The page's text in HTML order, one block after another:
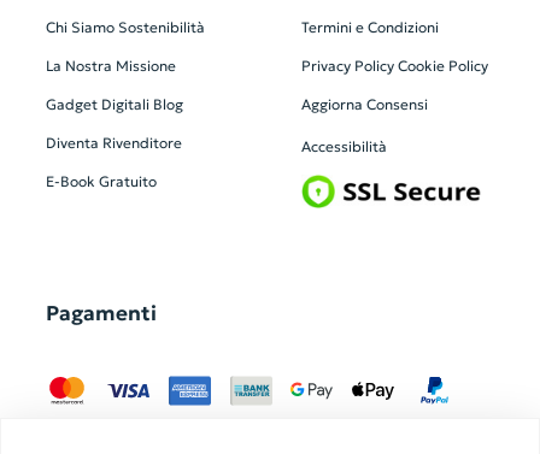
Chi Siamo Sostenibilità
La Nostra Missione
Gadget Digitali Blog
Diventa Rivenditore
E-Book Gratuito
Termini e Condizioni
Privacy Policy Cookie Policy
Aggiorna Consensi
Accessibilità
Pagamenti